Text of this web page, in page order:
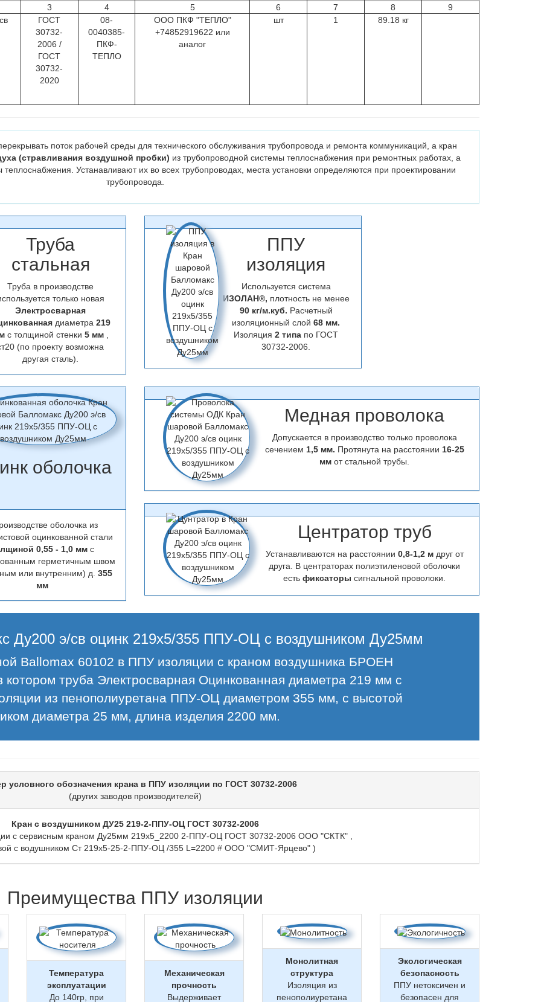
3 4 5 6 7 8
9
ГОСТ
30732-
2006 /
ГОСТ
30732-
2020
08-
0040385-
ПКФ-
ТЕПЛО
ООО ПКФ "ТЕПЛО"
+74852919622 или
аналог
шт 1 89.18 кг
поток рабочей среды для технического обслуживания трубопровода и ремонта коммуникаций, а кран
(стравливания воздушной пробки) из трубопроводной системы теплоснабжения при ремонтных работах, а
Устанавливают их во всех трубопроводах, места установки определяются при проектировании
трубопровода.
Труба
стальная
Труба в производстве
только новая
Электросварная
диаметра 219
с толщиной стенки 5 мм,
(по проекту возможна
другая сталь).
ППУ
изоляция
Используется система
ИЗОЛАН®, плотность не менее
90 кг/м.куб. Расчетный
изоляционный слой68 мм.
Изоляция2 типа по ГОСТ
30732-2006.
оболочка
оболочка из
оцинкованной стали
0,55 - 1,0 ммс
герметичным швом
или внутренним) д. 355
мм
Медная проволока
Допускается в производство только проволока
сечением 1,5 мм. Протянута на расстоянии 16-25
ммот стальной трубы.
Центратор труб
Устанавливаются на расстоянии 0,8-1,2 м друг от
друга. В центраторах полиэтиленовой оболочки
естьфиксаторысигнальной проволоки.
Ду200 э/св оцинк 219х5/355 ППУ-ОЦ с воздушником Ду25мм
Ballomax 60102 в ППУ изоляции с краном воздушника БРОЕН
труба Электросварная Оцинкованная диаметра 219 мм с
из пенополиуретана ППУ-ОЦ диаметром 355 мм, с высотой
диаметра 25 мм, длина изделия 2200 мм.
условного обозначения крана в ППУ изоляции по ГОСТ 30732-2006
(других заводов производителей)
Кран с воздушником ДУ25 219-2-ППУ-ОЦ ГОСТ 30732-2006
с сервисным краном Ду25мм 219х5_2200 2-ППУ-ОЦ ГОСТ 30732-2006 ООО "СКТК" ,
с водушником Ст 219х5-25-2-ППУ-ОЦ /355 L=2200 # ООО "СМИТ-Ярцево" )
Преимущества ППУ изоляции
Температура
эксплуатации
До 140гр, при
Механическая
прочность
Выдерживает
Монолитная
структура
Изоляция из
пенополиуретана
Экологическая
безопасность
ППУ нетоксичен и
безопасен для